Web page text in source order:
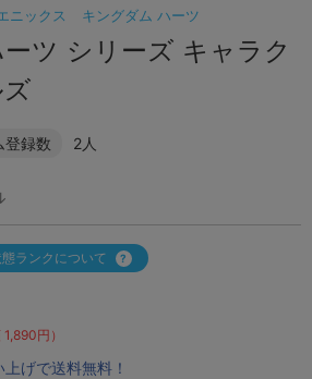
ニックス キングダム ハーツ
ツ シリーズ キャラク
登録数 2人
ランクについて
円）
げで送料無料！